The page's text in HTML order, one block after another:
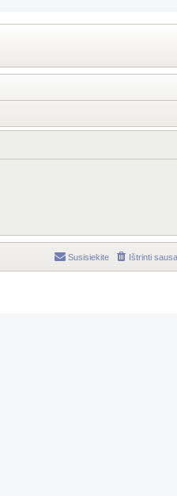
Ištrinti
Susisiekite